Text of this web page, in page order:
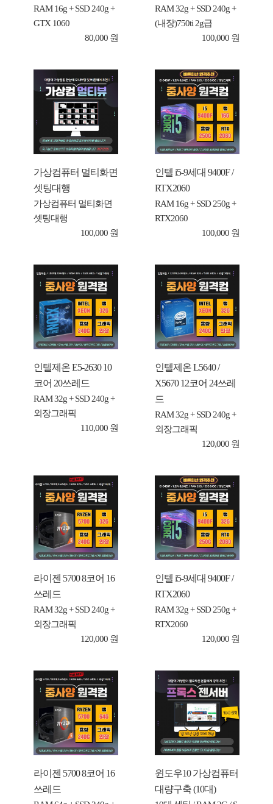
RAM 16g + SSD 240g +
GTX 1060
80,000 원
RAM 32g + SSD 240g +
(내장)750ti 2g급
100,000 원
가상컴퓨터 멀티화면
셋팅대행
가상컴퓨터 멀티화면
셋팅대행
100,000 원
인텔 i5-9세대 9400F /
RTX2060
RAM 16g + SSD 250g +
RTX2060
100,000 원
인텔제온 E5-2630 10
코어 20쓰레드
RAM 32g + SSD 240g +
외장그래픽
110,000 원
인텔제온 L5640 /
X5670 12코어 24쓰레
드
RAM 32g + SSD 240g +
외장그래픽
120,000 원
라이젠 5700 8코어 16
쓰레드
RAM 32g + SSD 240g +
외장그래픽
120,000 원
인텔 i5-9세대 9400F /
RTX2060
RAM 32g + SSD 250g +
RTX2060
120,000 원
라이젠 5700 8코어 16
쓰레드
윈도우10 가상컴퓨터
대량구축 (10대)